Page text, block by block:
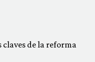
claves de la reforma